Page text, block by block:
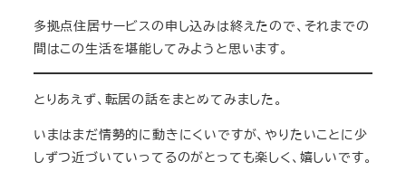
多拠点住居サービスの申し込みは終えたので、それまでの
間はこの生活を堪能してみようと思います。
とりあえず、転居の話をまとめてみました。
いまはまだ情勢的に動きにくいですが、やりたいことに少
しずつ近づいていってるのがとっても楽しく、嬉しいです。